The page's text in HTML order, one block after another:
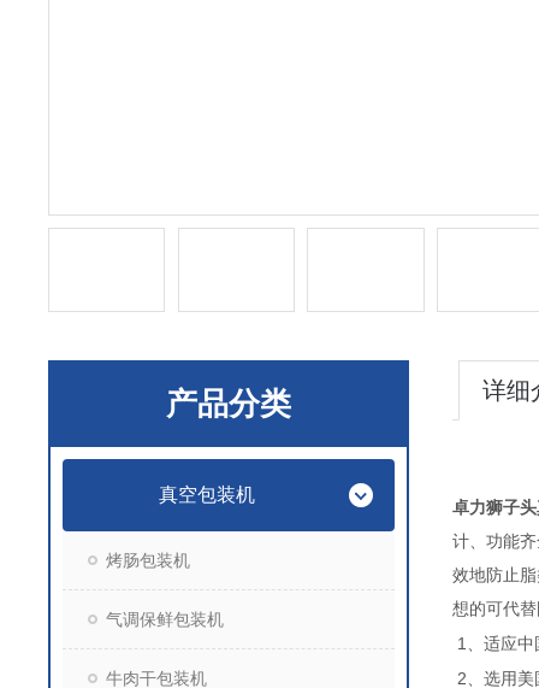
产品分类
真空包装机
烤肠包装机
气调保鲜包装机
牛肉干包装机
详细
卓力狮子
计、功能
效地防止
想的可代
1 、适应
2、选用美